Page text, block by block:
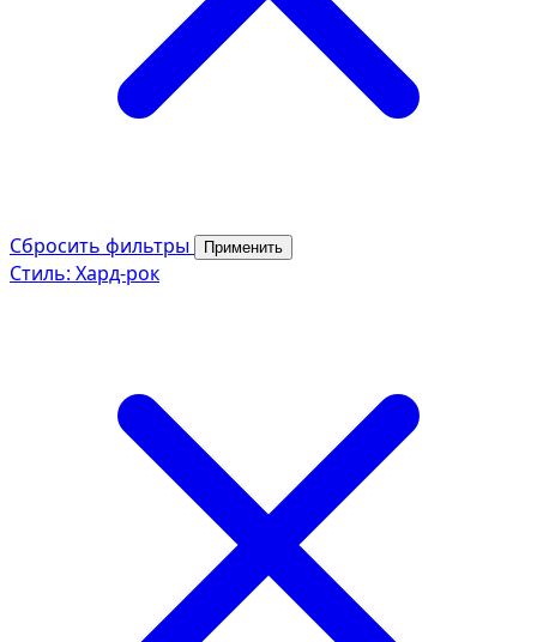
Сбросить фильтры Применить
Стиль: Хард-рок